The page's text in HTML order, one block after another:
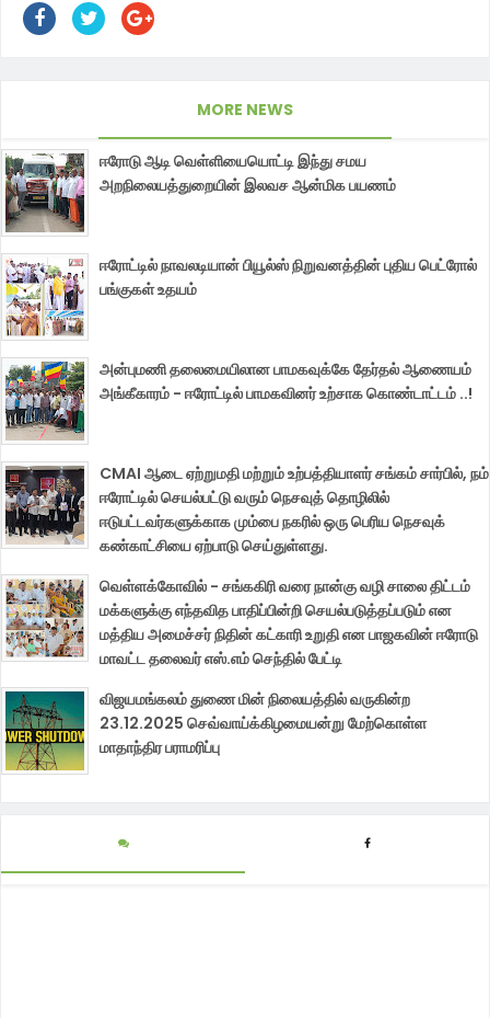
MORE NEWS
ஈரோடு ஆடி வெள்ளியையொட்டி இந்து சமய
அறநிலையத்துறையின் இலவச ஆன்மிக பயணம்
ஈரோட்டில் நாவலடியான் பியூல்ஸ் நிறுவனத்தின் புதிய பெட்ரோல்
பங்குகள் உதயம்
அன்புமணி தலைமையிலான பாமகவுக்கே தேர்தல் ஆணையம்
அங்கீகாரம் - ஈரோட்டில் பாமகவினர் உற்சாக கொண்டாட்டம் ..!
CMAI ஆடை ஏற்றுமதி மற்றும் உற்பத்தியாளர் சங்கம் சார்பில், நம்
ஈரோட்டில் செயல்பட்டு வரும் நெசவுத் தொழிலில்
ஈடுபட்டவர்களுக்காக மும்பை நகரில் ஒரு பெரிய நெசவுக்
கண்காட்சியை ஏற்பாடு செய்துள்ளது.
வெள்ளக்கோவில் - சங்ககிரி வரை நான்கு வழி சாலை திட்டம்
மக்களுக்கு எந்தவித பாதிப்பின்றி செயல்படுத்தப்படும் என
மத்திய அமைச்சர் நிதின் கட்காரி உறுதி என பாஜகவின் ஈரோடு
மாவட்ட தலைவர் எஸ்.எம் செந்தில் பேட்டி
விஜயமங்கலம் துணை மின் நிலையத்தில் வருகின்ற
23.12.2025 செவ்வாய்க்கிழமையன்று மேற்கொள்ள
மாதாந்திர பராமரிப்பு